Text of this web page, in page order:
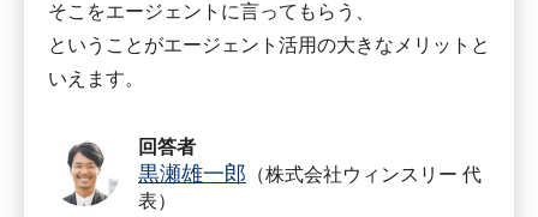
そこをエージェントに言ってもらう、
ということがエージェント活用の大きなメリットと
いえます。
回答者
黒瀬雄一郎 （株式会社ウィンスリー 代
表）